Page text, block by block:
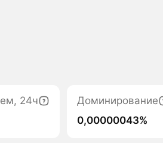
24ч
Доминирование
0,00000043%